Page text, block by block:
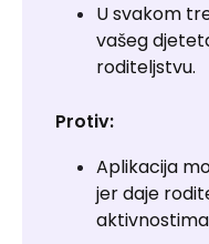
U svakom
vašeg
roditeljstvu.
Protiv:
Aplikacija
jer daje